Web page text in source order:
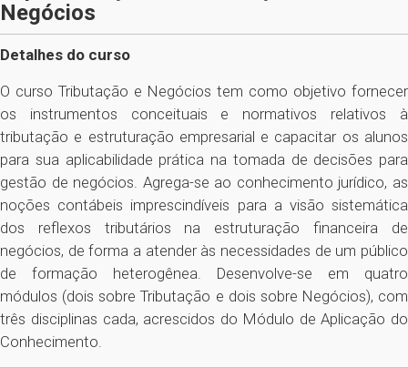
Negócios
Detalhes do curso
O curso Tributação e Negócios tem como objetivo fornecer
os instrumentos conceituais e normativos relativos à
tributação e estruturação empresarial e capacitar os alunos
para sua aplicabilidade prática na tomada de decisões para
gestão de negócios. Agrega-se ao conhecimento jurídico, as
noções contábeis imprescindíveis para a visão sistemática
dos reflexos tributários na estruturação financeira de
negócios, de forma a atender às necessidades de um público
de formação heterogênea. Desenvolve-se em quatro
módulos (dois sobre Tributação e dois sobre Negócios), com
três disciplinas cada, acrescidos do Módulo de Aplicação do
Conhecimento.